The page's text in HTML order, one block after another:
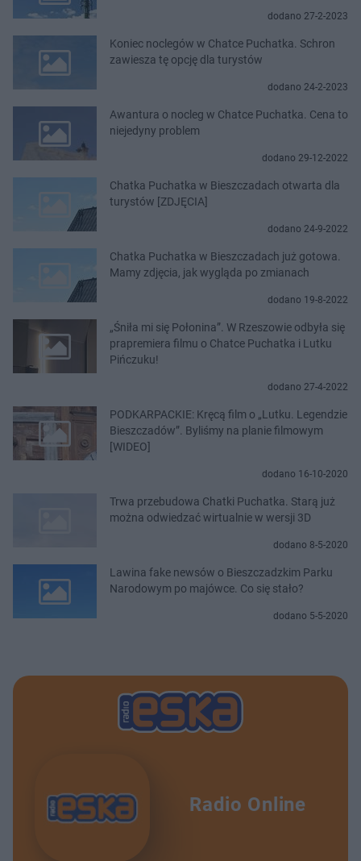
dodano 27-2-2023
Koniec noclegów w Chatce Puchatka. Schron
zawiesza tę opcję dla turystów
dodano 24-2-2023
Awantura o nocleg w Chatce Puchatka. Cena to
niejedyny problem
dodano 29-12-2022
Chatka Puchatka w Bieszczadach otwarta dla
turystów [ZDJĘCIA]
dodano 24-9-2022
Chatka Puchatka w Bieszczadach już gotowa.
Mamy zdjęcia, jak wygląda po zmianach
dodano 19-8-2022
„Śniła mi się Połonina”. W Rzeszowie odbyła się
prapremiera filmu o Chatce Puchatka i Lutku
Pińczuku!
dodano 27-4-2022
PODKARPACKIE: Kręcą film o „Lutku. Legendzie
Bieszczadów”. Byliśmy na planie filmowym
[WIDEO]
dodano 16-10-2020
Trwa przebudowa Chatki Puchatka. Starą już
można odwiedzać wirtualnie w wersji 3D
dodano 8-5-2020
Lawina fake newsów o Bieszczadzkim Parku
Narodowym po majówce. Co się stało?
dodano 5-5-2020
Radio Online